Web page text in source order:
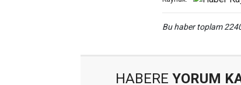
Bu haber toplam
HABERE YORUM